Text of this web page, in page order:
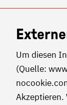
Um diesen
(Quelle:
Akzeptieren.